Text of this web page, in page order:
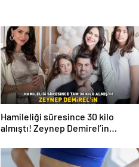
Hamileliği süresince 30 kilo
almıştı! Zeynep Demirel’in